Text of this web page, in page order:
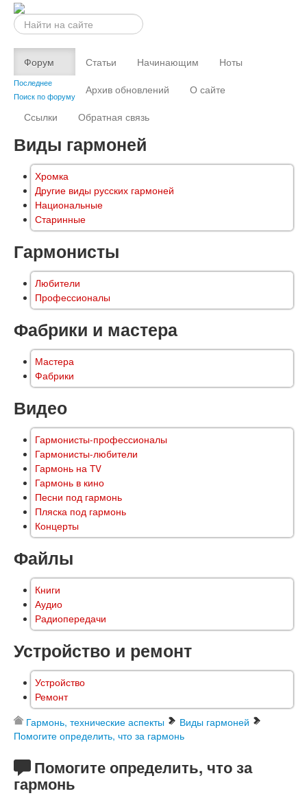
Искать...
Форум
Последнее
Поиск по форуму
Статьи Начинающим
Ноты
Архив обновлений
О сайте
Ссылки
Обратная связь
Виды гармоней
Хромка
Другие виды русских гармоней
Национальные
Старинные
Гармонисты
Любители
Профессионалы
Фабрики и мастера
Мастера
Фабрики
Видео
Гармонисты-профессионалы
Гармонисты-любители
Гармонь на TV
Гармонь в кино
Песни под гармонь
Пляска под гармонь
Концерты
Файлы
Книги
Аудио
Радиопередачи
Устройство и ремонт
Устройство
Ремонт
Гармонь, технические аспекты
Виды гармоней
Помогите определить, что за гармонь
Помогите определить, что за
гармонь